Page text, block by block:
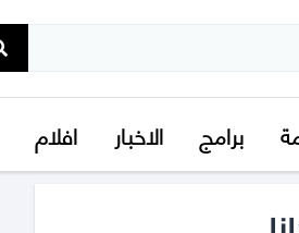
برامج الاخبار افلام